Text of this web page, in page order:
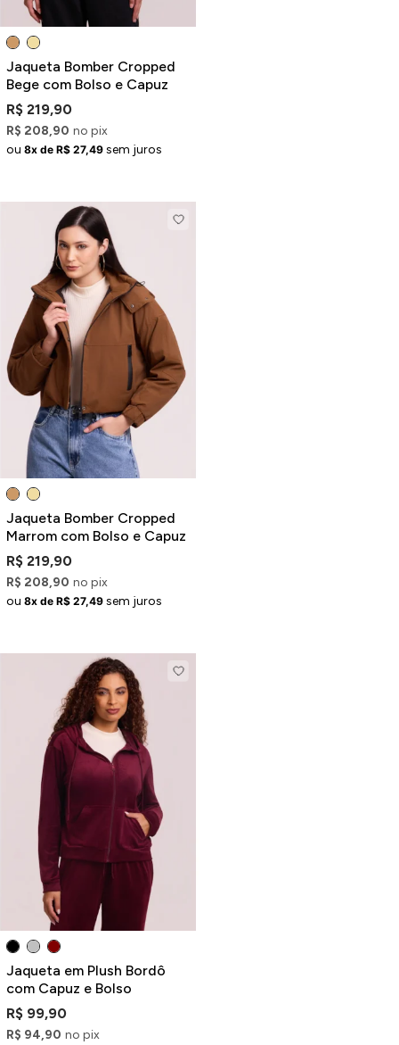
Jaqueta Bomber Cropped
Bege com Bolso e Capuz
R$ 219,90
R$ 208,90 no pix
ou 8x de R$ 27,49 sem juros
Jaqueta Bomber Cropped
Marrom com Bolso e Capuz
R$ 219,90
R$ 208,90 no pix
ou 8x de R$ 27,49 sem juros
Jaqueta em Plush Bordô
com Capuz e Bolso
R$ 99,90
R$ 94,90 no pix